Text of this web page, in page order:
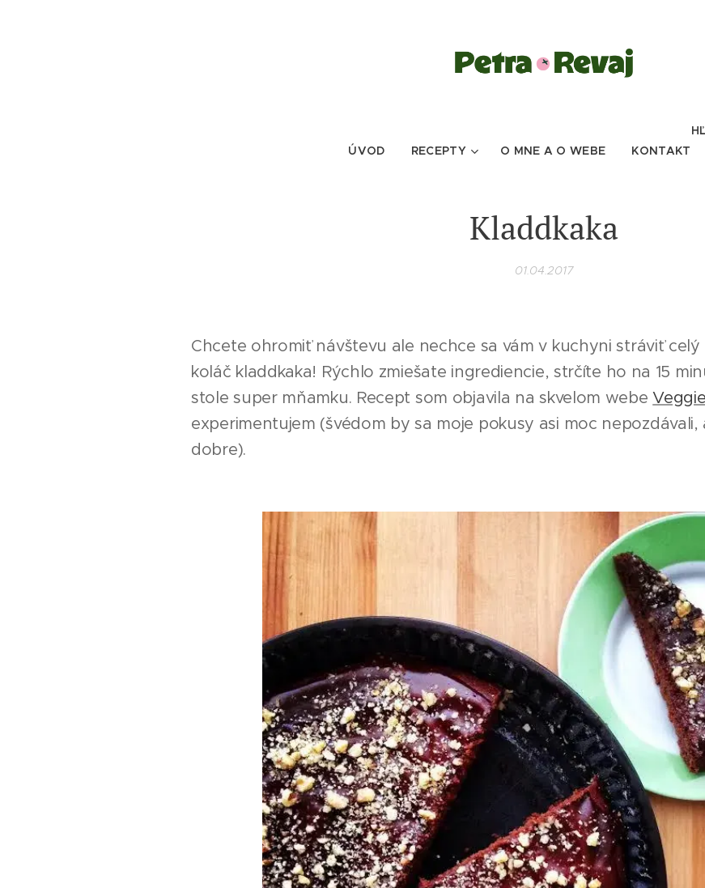
ÚVOD RECEPTY O MNE A O WEBE KONTAKT
Kladdkaka
01.04.2017
Chcete ohromiť návštevu ale nechce sa vám v kuchyni stráviť celý
koláč kladdkaka! Rýchlo zmiešate ingrediencie, strčíte ho na 15
stole super mňamku. Recept som objavila na skvelom webe
experimentujem (švédom by sa moje pokusy asi moc
dobre).